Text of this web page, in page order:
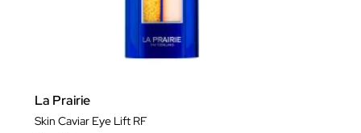
La Prairie
Skin Caviar Eye Lift RF